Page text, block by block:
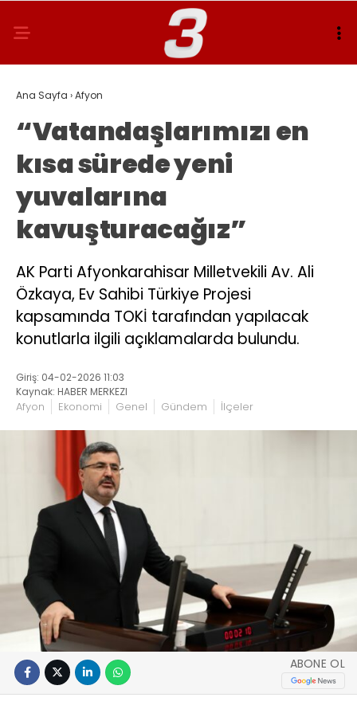
Ana Sayfa ›Afyon
“Vatandaşlarımızı en
kısa sürede yeni
yuvalarına
kavuşturacağız”
AK Parti Afyonkarahisar Milletvekili Av. Ali
Özkaya, Ev Sahibi Türkiye Projesi
kapsamında TOKİ tarafından yapılacak
konutlarla ilgili açıklamalarda bulundu.
Giriş: 04-02-2026 11:03
Kaynak: HABER MERKEZI
Afyon Ekonomi Genel Gündem İlçeler
ABONE OL